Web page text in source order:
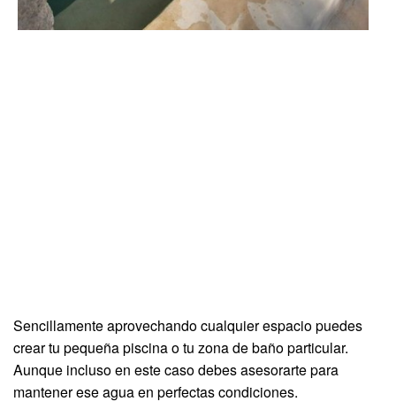
Sencillamente aprovechando cualquier espacio puedes
crear tu pequeña piscina o tu zona de baño particular.
Aunque incluso en este caso debes asesorarte para
mantener ese agua en perfectas condiciones.